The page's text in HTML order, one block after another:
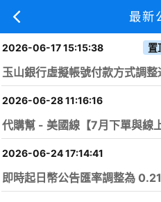
最新
2026-06-17 15:15:38
玉山銀行虛擬帳號付款方式調整
2026-06-28 11:16:16
代購幫 - 美國線【7月下單與線
2026-06-24 17:14:41
即時起日幣公告匯率調整為